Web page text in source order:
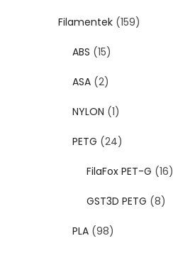
Filamentek (159)
ABS (15)
ASA (2)
NYLON (1)
PETG (24)
FilaFox PET-G (16)
GST3D PETG (8)
PLA (98)